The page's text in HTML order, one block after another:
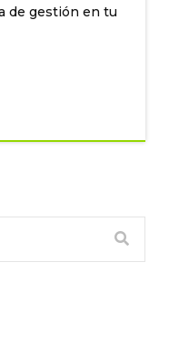
de gestión en tu